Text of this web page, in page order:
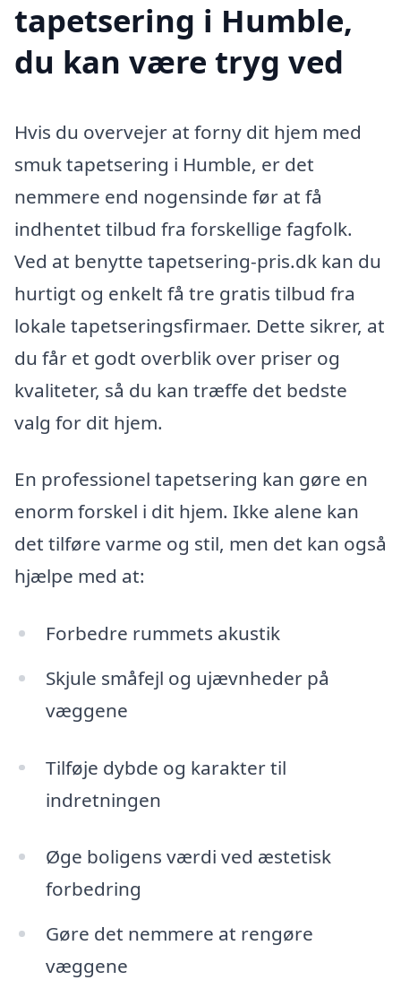
tapetsering i Humble,
du kan være tryg ved
Hvis du overvejer at forny dit hjem med
smuk tapetsering i Humble, er det
nemmere end nogensinde før at få
indhentet tilbud fra forskellige fagfolk.
Ved at benytte tapetsering-pris.dk kan du
hurtigt og enkelt få tre gratis tilbud fra
lokale tapetseringsfirmaer. Dette sikrer, at
du får et godt overblik over priser og
kvaliteter, så du kan træffe det bedste
valg for dit hjem.
En professionel tapetsering kan gøre en
enorm forskel i dit hjem. Ikke alene kan
det tilføre varme og stil, men det kan også
hjælpe med at:
Forbedre rummets akustik
Skjule småfejl og ujævnheder på
væggene
Tilføje dybde og karakter til
indretningen
Øge boligens værdi ved æstetisk
forbedring
Gøre det nemmere at rengøre
væggene